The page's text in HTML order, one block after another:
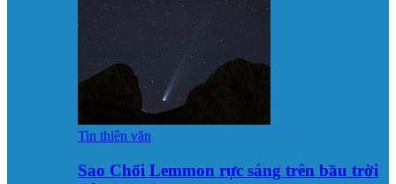
Tin thiên văn
Sao Chổi Lemmon rực sáng trên bầu trời